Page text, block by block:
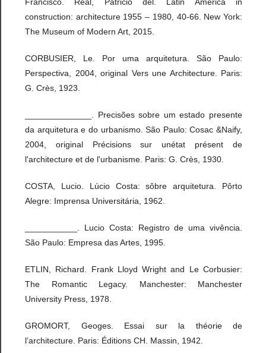
construction: architecture 1955 – 1980, 40-66. New York:
The Museum of Modern Art, 2015.
CORBUSIER, Le. Por uma arquitetura. São Paulo:
Perspectiva, 2004, original Vers une Architecture. Paris:
G. Crès, 1923.
______________. Precisões sobre um estado presente
da arquitetura e do urbanismo. São Paulo: Cosac &Naify,
2004, original Précisions sur unétat présent de
l'architecture et de l'urbanisme. Paris: G. Crès, 1930.
COSTA, Lucio. Lúcio Costa: sôbre arquitetura. Pôrto
Alegre: Imprensa Universitária, 1962.
___________. Lucio Costa: Registro de uma vivência.
São Paulo: Empresa das Artes, 1995.
ETLIN, Richard. Frank Lloyd Wright and Le Corbusier:
The Romantic Legacy. Manchester: Manchester
University Press, 1978.
GROMORT, Geoges. Essai sur la théorie de
l’architecture. Paris: Éditions CH. Massin, 1942.